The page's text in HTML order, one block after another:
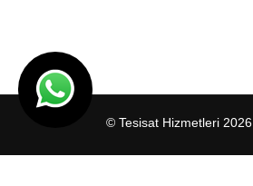
© Tesisat Hizmetleri 2026